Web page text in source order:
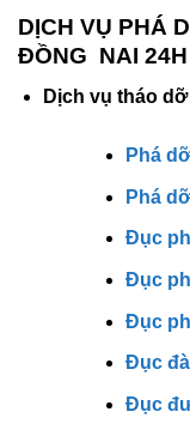
DỊCH VỤ PHÁ
ĐỒNG NAI 24H
Dịch vụ tháo
Phá
Phá
Đục
Đục
Đục
Đục
Đục